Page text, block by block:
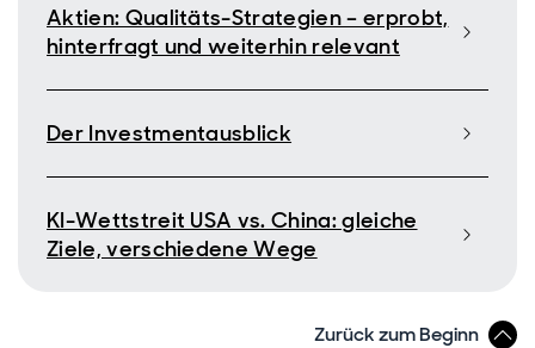
Aktien: Qualitäts-Strategien – erprobt,
hinterfragt und weiterhin relevant
Der Investmentausblick
KI-Wettstreit USA vs. China: gleiche
Ziele, verschiedene Wege
Zurück zum Beginn